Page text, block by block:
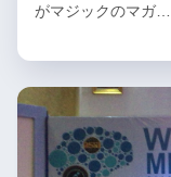
がマジックのマガ…